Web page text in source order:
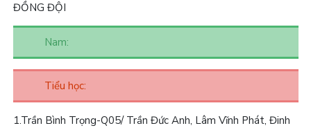
ĐỒNG ĐỘI
Nam:
Tiểu học:
1.Trần Bình Trọng-Q05/ Trần Đức Anh, Lâm Vĩnh Phát, Đinh